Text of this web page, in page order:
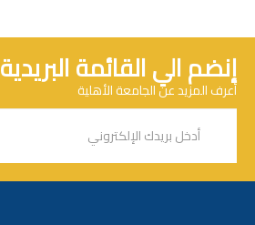
إنضم الي القائمة البريدية
أعرف المزيد عن الجامعة الأهلية